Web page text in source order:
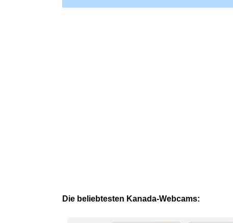
Die beliebtesten Kanada-Webcams: